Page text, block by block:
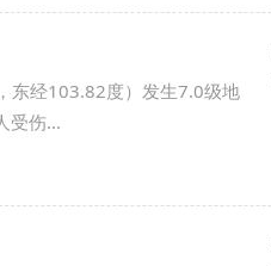
东经103.82度）发生7.0级地
受伤...